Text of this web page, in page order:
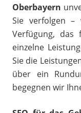
Oberbayern
Sie verfolgen –
Verfügung, das
einzelne
Sie die
über ein
begegnen wir